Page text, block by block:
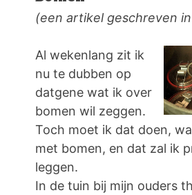
(een artikel geschreven
Al wekenlang zit ik
nu te dubben op
datgene wat ik over
bomen wil zeggen.
Toch moet ik dat doen,
met bomen, en dat zal ik
leggen.
In de tuin bij mijn ouders